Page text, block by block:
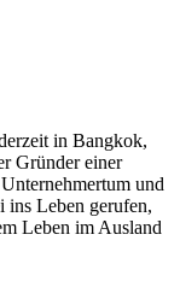
in Bangkok,
Gründer einer
und
ins Leben gerufen,
Leben im Ausland